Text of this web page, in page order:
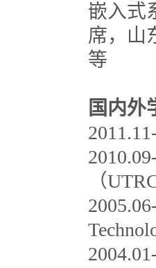
嵌入式
席，山
等
国内外
（